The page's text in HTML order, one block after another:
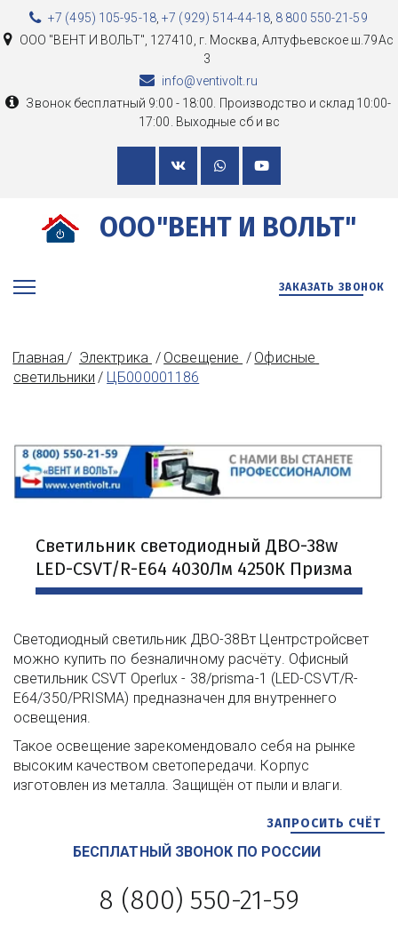
+7 (495) 105-95-18,+7 (929) 514-44-18, 8 800 550-21-59
ООО "ВЕНТ И ВОЛЬТ" 127410, г. Москва Алтуфьевское ш.79Ас
3
info@ventivolt.ru
Звонок бесплатный 9:00 - 18:00. Производство и склад 10:00-
17:00. Выходные сб и вс
ООО"ВЕНТ И ВОЛЬТ"
ЗАКАЗАТЬ ЗВОНОК
Главная / Электрика / Освещение / Офисные
светильники / ЦБ000001186
Светильник светодиодный ДВО-38w
LED-CSVT/R-Е64 4030Лм 4250К Призма
Светодиодный светильник ДВО-38Вт Центрстройсвет
можно купить по безналичному расчёту. Офисный
светильник CSVT Operlux - 38/prisma-1 (LED-CSVT/R-
Е64/350/PRISMA) предназначен для внутреннего
освещения.
Такое освещение зарекомендовало себя на рынке
высоким качеством светопередачи. Корпус
изготовлен из металла. Защищён от пыли и влаги.
ЗАПРОСИТЬ СЧЁТ
БЕСПЛАТНЫЙ ЗВОНОК ПО РОССИИ
8 (800) 550-21-59